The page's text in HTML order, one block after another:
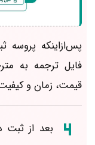
پس‌ازاینکه
فایل ترجمه به
قیمت، زمان و کیفیت
بعد از ثبت